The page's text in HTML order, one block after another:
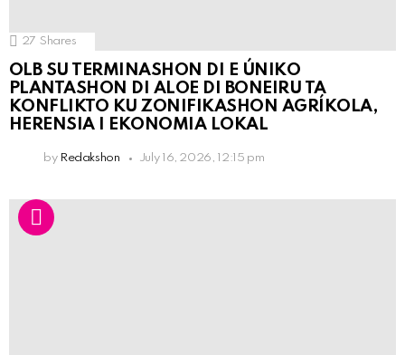
27 Shares
OLB SU TERMINASHON DI E ÚNIKO
PLANTASHON DI ALOE DI BONEIRU TA
KONFLIKTO KU ZONIFIKASHON AGRÍKOLA,
HERENSIA I EKONOMIA LOKAL
by Redakshon July 16, 2026, 12:15 pm